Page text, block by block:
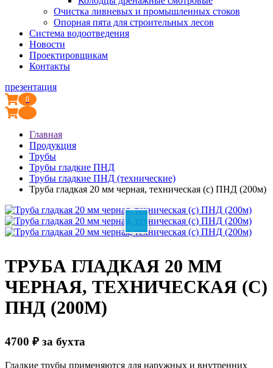
Очистка ливневых и промышленных стоков
Опорная пята для строительных лесов
Система водоотведения
Новости
Проектировщикам
Контакты
презентация
0
Главная
Продукция
Трубы
Трубы гладкие ПНД
Трубы гладкие ПНД (технические)
Труба гладкая 20 мм черная, техническая (с) ПНД (200м)
ТРУБА ГЛАДКАЯ 20 ММ
ЧЕРНАЯ, ТЕХНИЧЕСКАЯ (С)
ПНД (200М)
4700 ₽ за бухта
Гладкие трубы применяются для наружных и внутренних